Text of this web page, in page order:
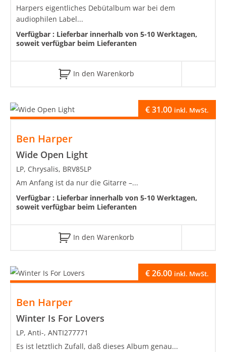
Harpers eigentliches Debütalbum war bei dem
audiophilen Label...
Verfügbar : Lieferbar innerhalb von 5-10 Werktagen,
soweit verfügbar beim Lieferanten
In den Warenkorb
Ben Harper
Wide Open Light
€31.00 inkl. MwSt.
LP, Chrysalis, BRV85LP
Am Anfang ist da nur die Gitarre –...
Verfügbar : Lieferbar innerhalb von 5-10 Werktagen,
soweit verfügbar beim Lieferanten
In den Warenkorb
Ben Harper
Winter Is For Lovers
€26.00 inkl. MwSt.
LP, Anti-, ANTI277771
Es ist letztlich Zufall, daß dieses Album genau...